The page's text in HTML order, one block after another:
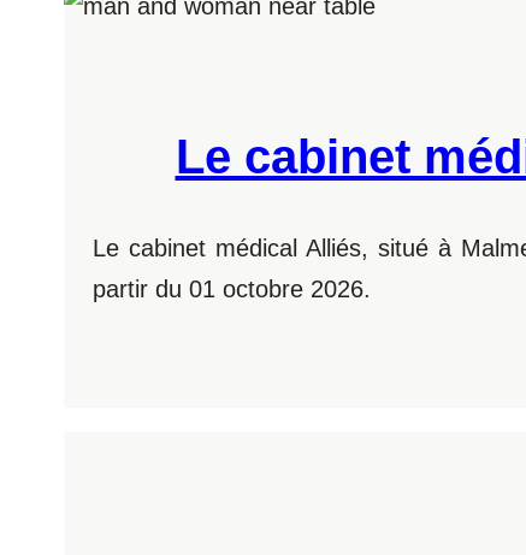
Le cabinet
Le cabinet médical Alliés, situé à
partir du 01 octobre 2026.